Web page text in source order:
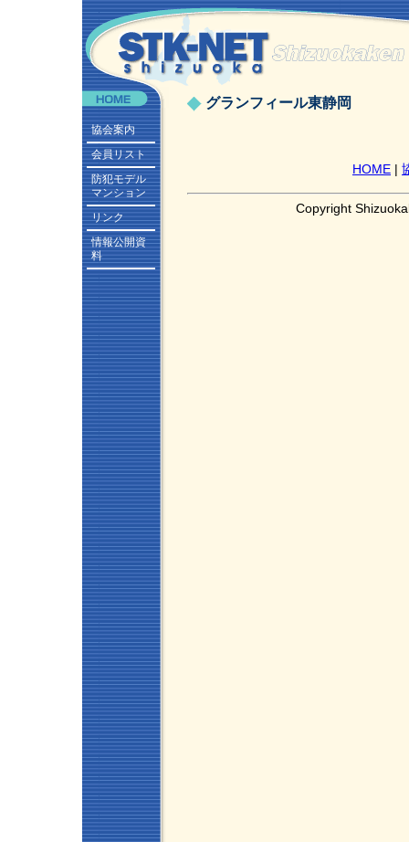
協会案内
会員リスト
防犯モデル
マンション
リンク
情報公開資
料
グランフィール東静岡
HOME |
Copyright